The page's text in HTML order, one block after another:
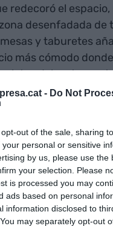
- Do Not
out of the sale, sharing
your personal or sensitive
by us, please use the
your selection. Please
is processed you may
ads based on personal
information disclosed to
may separately opt-out
redecoró el espacio,
desenfadada de
y taburetes
más cómodo
platos del
En la carta se
platos
tortillitas de
También
a la oferta
en sus otros locales
mojitos de colores).